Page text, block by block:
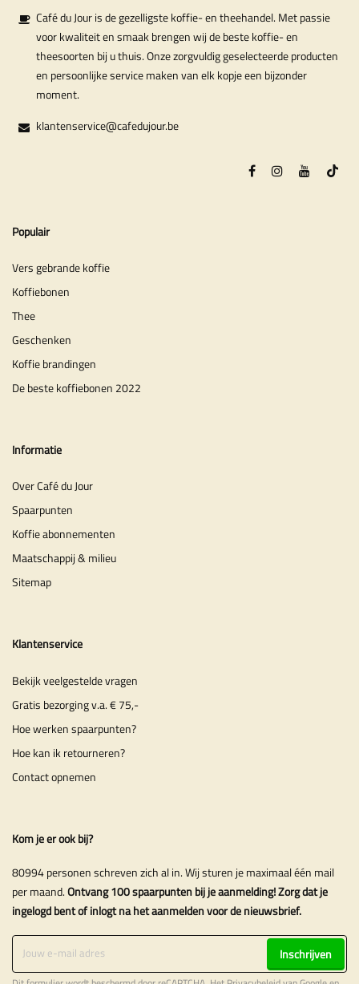
Café du Jour is de gezelligste koffie- en theehandel. Met passie
voor kwaliteit en smaak brengen wij de beste koffie- en
theesoorten bij u thuis. Onze zorgvuldig geselecteerde producten
en persoonlijke service maken van elk kopje een bijzonder
moment.
klantenservice@cafedujour.be
Populair
Vers gebrande koffie
Koffiebonen
Thee
Geschenken
Koffie brandingen
De beste koffiebonen 2022
Informatie
Over Café du Jour
Spaarpunten
Koffie abonnementen
Maatschappij & milieu
Sitemap
Klantenservice
Bekijk veelgestelde vragen
Gratis bezorging v.a. € 75,-
Hoe werken spaarpunten?
Hoe kan ik retourneren?
Contact opnemen
Kom je er ook bij?
80994 personen schreven zich al in. Wij sturen je maximaal één mail
per maand.Ontvang 100 spaarpunten bij je aanmelding! Zorg dat je
ingelogd bent of inlogt na het aanmelden voor de nieuwsbrief.
Inschrijven